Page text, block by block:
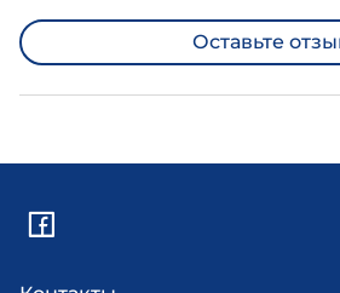
Оставьте